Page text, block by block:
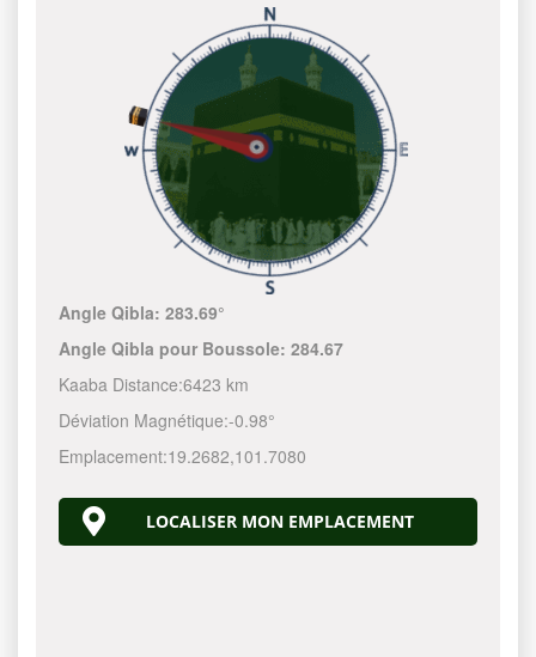
Angle Qibla:283.69°
Angle Qibla pour Boussole:284.67
Kaaba Distance:6423 km
Déviation Magnétique:-0.98°
Emplacement:19.2682,101.7080
LOCALISER MON EMPLACEMENT